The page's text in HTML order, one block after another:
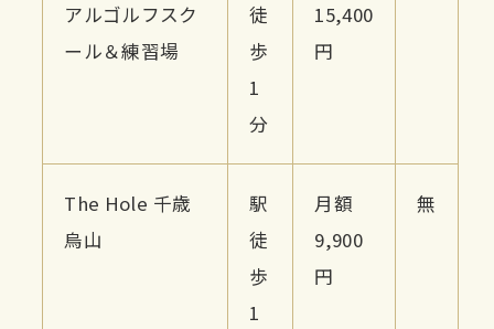
アルゴルフスク
ール＆練習場
徒
歩
1
分
15,400
円
The Hole 千歳
烏山
駅
徒
歩
1
月額
9,900
円
無